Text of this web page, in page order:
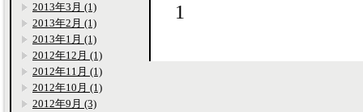
1
2013年3月 (1)
2013年2月 (1)
2013年1月 (1)
2012年12月 (1)
2012年11月 (1)
2012年10月 (1)
2012年9月 (3)